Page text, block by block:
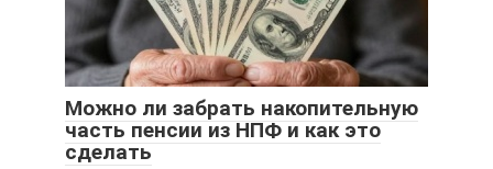
Можно ли забрать накопительную
часть пенсии из НПФ и как это
сделать